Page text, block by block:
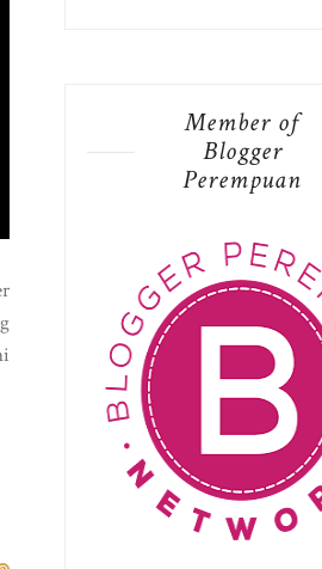
Member of
Blogger
Perempuan